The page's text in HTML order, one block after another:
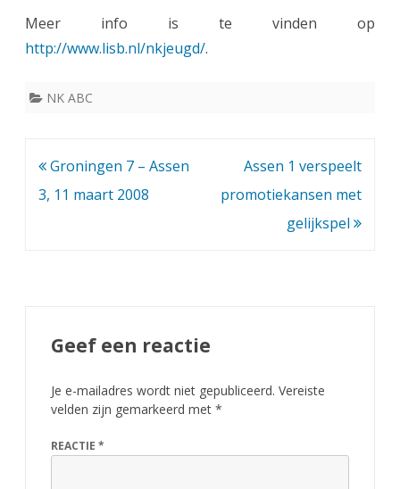
i
r
Meer info is te vinden op
http://www.lisb.nl/nkjeugd/.
NK ABC
Bericht
navigatie
Groningen 7 – Assen
3, 11 maart 2008
Assen 1 verspeelt
promotiekansen met
gelijkspel
Geef een reactie
Je e-mailadres wordt niet gepubliceerd. Vereiste
velden zijn gemarkeerd met *
REACTIE *